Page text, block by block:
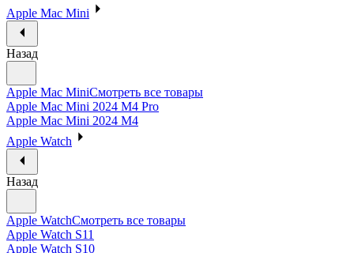
Apple Mac Mini
Назад
Apple Mac MiniСмотреть все товары
Apple Mac Mini 2024 M4 Pro
Apple Mac Mini 2024 M4
Apple Watch
Назад
Apple WatchСмотреть все товары
Apple Watch S11
Apple Watch S10